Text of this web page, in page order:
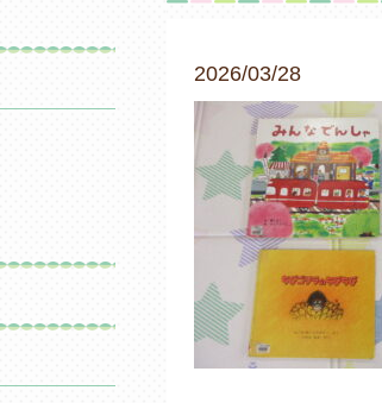
2026/03/28